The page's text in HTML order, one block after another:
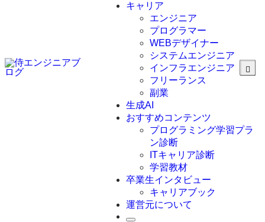
C言語
C#
VBA
Go言語
Kotlin
Java
JavaScript
Swift
Ruby
キャリア
エンジニア
プログラマー
WEBデザイナー
システムエンジニア
インフラエンジニア
フリーランス
副業
生成AI
おすすめコンテンツ
プログラミング学習プラ
ン診断
ITキャリア診断
学習教材
卒業生インタビュー
キャリアブック
運営元について